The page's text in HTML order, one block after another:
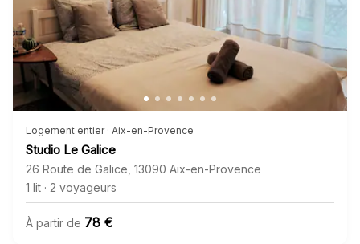
Logement entier · Aix-en-Provence
Studio Le Galice
26 Route de Galice 13090 Aix-en-Provence
1 lit · 2 voyageurs
À partir de 78 €